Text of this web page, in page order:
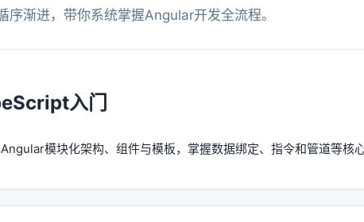
渐进，带你系统掌握Angular开发全流程。
入门
模块化架构、组件与模板，掌握数据绑定、指令和管道等核